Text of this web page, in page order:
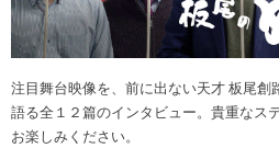
注目舞台映像を、前に出ない天才 板尾創
語る全１２篇のインタビュー。貴重なス
お楽しみください。